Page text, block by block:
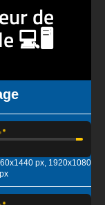
de
💻🖥️
px, 1920x1080